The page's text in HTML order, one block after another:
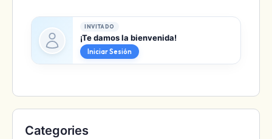
INVITADO
¡Te damos la bienvenida!
Iniciar Sesión
Categories